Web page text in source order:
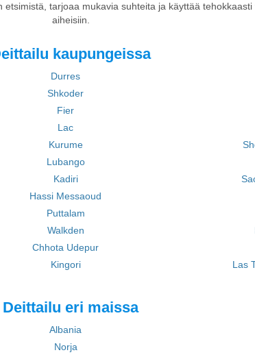
tarjoaa mukavia suhteita ja käyttää
aiheisiin.
kaupungeissa
Durres
Shkoder
Fier
Lac
Kurume
Lubango
Kadiri
Hassi Messaoud
Puttalam
Walkden
Chhota Udepur
Kingori Las
Deittailu eri maissa
Albania
Norja